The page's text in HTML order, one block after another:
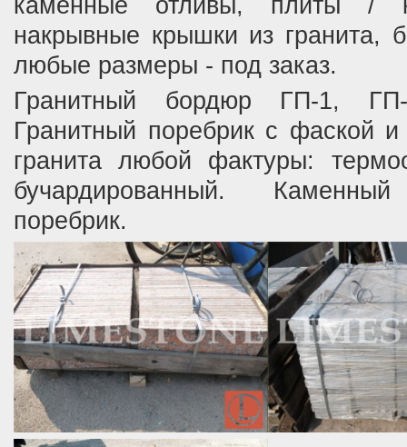
каменные отливы, плиты /
накрывные крышки из гранита,
любые размеры - под заказ.
Гранитный бордюр ГП-1,
Гранитный поребрик с фаской
гранита любой фактуры:
бучардированный.
поребрик.